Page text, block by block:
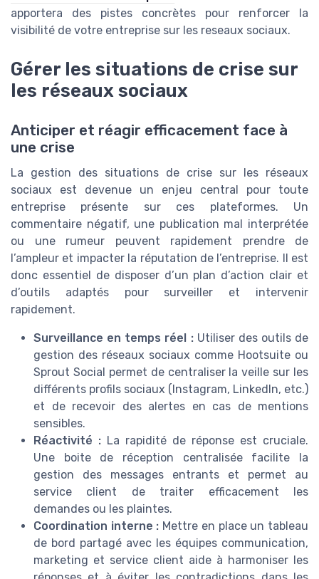
apportera des pistes concrètes pour renforcer la
visibilité de votre entreprise sur les reseaux sociaux.
Gérer les situations de crise sur
les réseaux sociaux
Anticiper et réagir efficacement face à
une crise
La gestion des situations de crise sur les réseaux
sociaux est devenue un enjeu central pour toute
entreprise présente sur ces plateformes. Un
commentaire négatif, une publication mal interprétée
ou une rumeur peuvent rapidement prendre de
l’ampleur et impacter la réputation de l’entreprise. Il est
donc essentiel de disposer d’un plan d’action clair et
d’outils adaptés pour surveiller et intervenir
rapidement.
Surveillance en temps réel :Utiliser des outils de
gestion des réseaux sociaux comme Hootsuite ou
Sprout Social permet de centraliser la veille sur les
différents profils sociaux (Instagram, LinkedIn, etc.)
et de recevoir des alertes en cas de mentions
sensibles.
Réactivité : La rapidité de réponse est cruciale.
Une boite de réception centralisée facilite la
gestion des messages entrants et permet au
service client de traiter efficacement les
demandes ou les plaintes.
Coordination interne : Mettre en place un tableau
de bord partagé avec les équipes communication,
marketing et service client aide à harmoniser les